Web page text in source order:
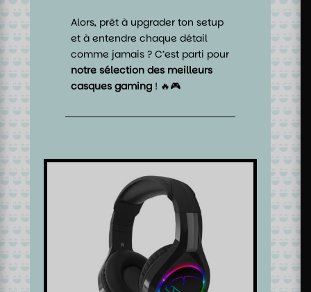
Alors, prêt à upgrader ton setup
et à entendre chaque détail
comme jamais ? C’est parti pour
notre sélection des meilleurs
casques gaming! 🔥🎮